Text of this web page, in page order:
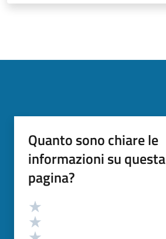
Quanto sono chiare le
informazioni su questa
pagina?
Valutazione